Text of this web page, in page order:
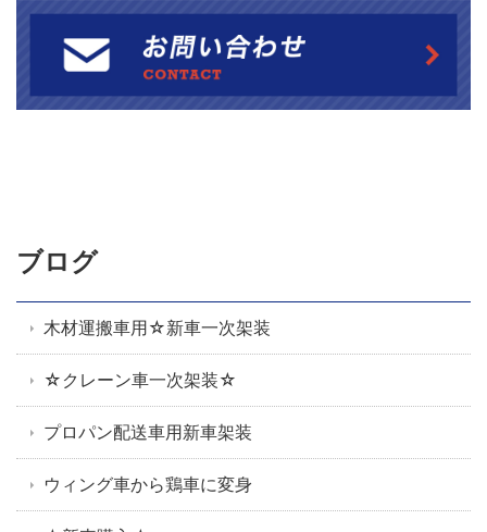
ブログ
木材運搬車用☆新車一次架装
☆クレーン車一次架装☆
プロパン配送車用新車架装
ウィング車から鶏車に変身